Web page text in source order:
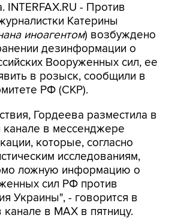
INTERFAX.RU - Против
Катерины
иноагентом) возбуждено
дезинформации о
Вооруженных сил, ее
в розыск, сообщили в
РФ (СКР).
Гордеева разместила в
в мессенджере
которые, согласно
исследованиям,
ложную информацию о
сил РФ против
Украины", - говорится в
в MAX в пятницу.